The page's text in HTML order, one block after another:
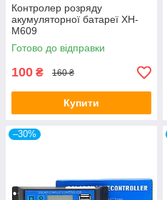
Контролер розряду
акумуляторної батареї XH-
M609
Готово до відправки
100 ₴ 160 ₴
Купити
–30%